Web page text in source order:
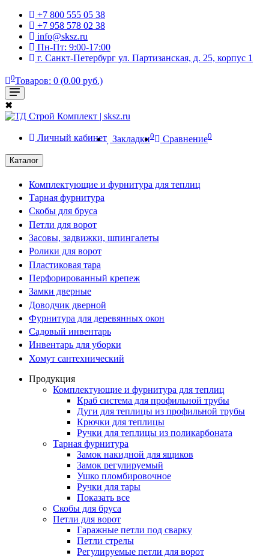
+7 800 555 05 38
+7 958 578 02 38
info@sksz.ru
Пн-Пт: 9:00-17:00
г. Санкт-Петербург ул. Партизанская, д. 25, корпус 1
0Товаров: 0 (0.00 руб.)
✖
Личный кабинет Закладки0 Сравнение0
Каталог
Комплектующие и фурнитура для теплиц
Тарная фурнитура
Скобы для бруса
Петли для ворот
Засовы, задвижки, шпингалеты
Ролики для ворот
Пластиковая тара
Перфорированный крепеж
Замки дверные
Доводчик дверной
Фурнитура для деревянных окон
Садовый инвентарь
Инвентарь для уборки
Хомут сантехнический
Продукция
Комплектующие и фурнитура для теплиц
Краб система для профильной трубы
Дуги для теплицы из профильной трубы
Крючки для теплицы
Ручки для теплицы из поликарбоната
Тарная фурнитура
Замок накидной для ящиков
Замок регулируемый
Ушко пломбировочное
Ручки для тары
Показать все
Скобы для бруса
Петли для ворот
Гаражные петли под сварку
Петли стрелы
Регулируемые петли для ворот